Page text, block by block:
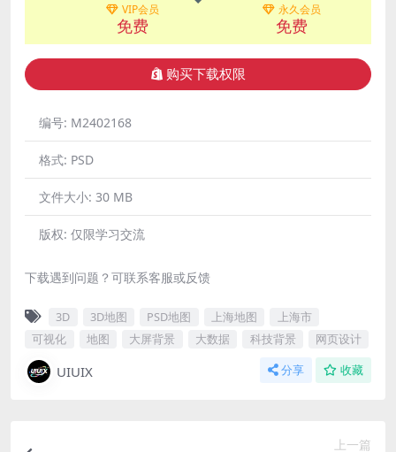
VIP会员
免费
永久会员
免费
购买下载权限
编号: M2402168
格式: PSD
文件大小: 30 MB
版权: 仅限学习交流
下载遇到问题？可联系客服或反馈
3D 3D地图 PSD地图 上海地图
上海市
可视化
地图 大屏背景 大数据 科技背景 网页设计
UIUIX 分享 收藏
上一篇